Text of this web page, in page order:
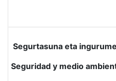
Segurtasuna eta
Seguridad y medio